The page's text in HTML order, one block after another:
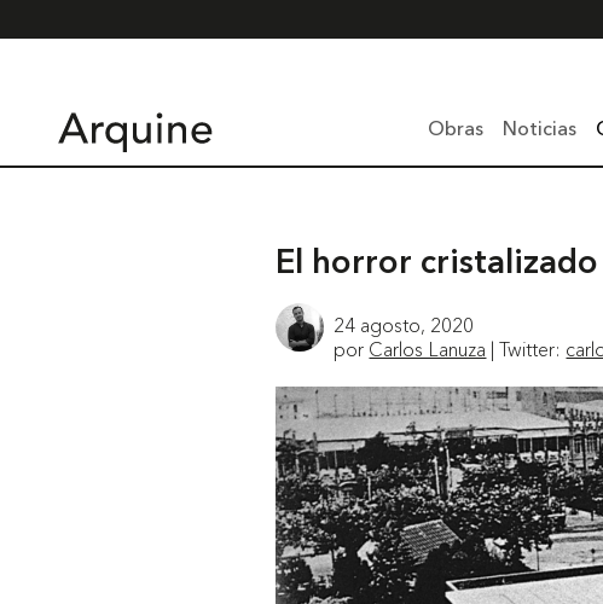
Obras Noticias
El horror cristalizado
24 agosto, 2020
por Carlos Lanuza | Twitter: